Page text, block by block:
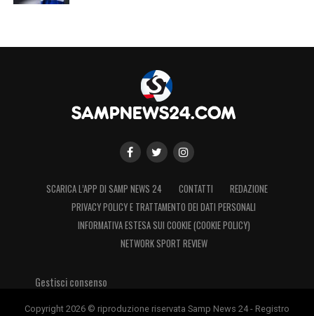
SCARICA L’APP DI SAMP NEWS 24 CONTATTI
REDAZIONE
PRIVACY POLICY E TRATTAMENTO DEI DATI PERSONALI
INFORMATIVA ESTESA SUI COOKIE (COOKIE POLICY)
NETWORK SPORT REVIEW
Gestisci consenso
Copyright 2026 © riproduzione riservata Samp News 24 - Registro